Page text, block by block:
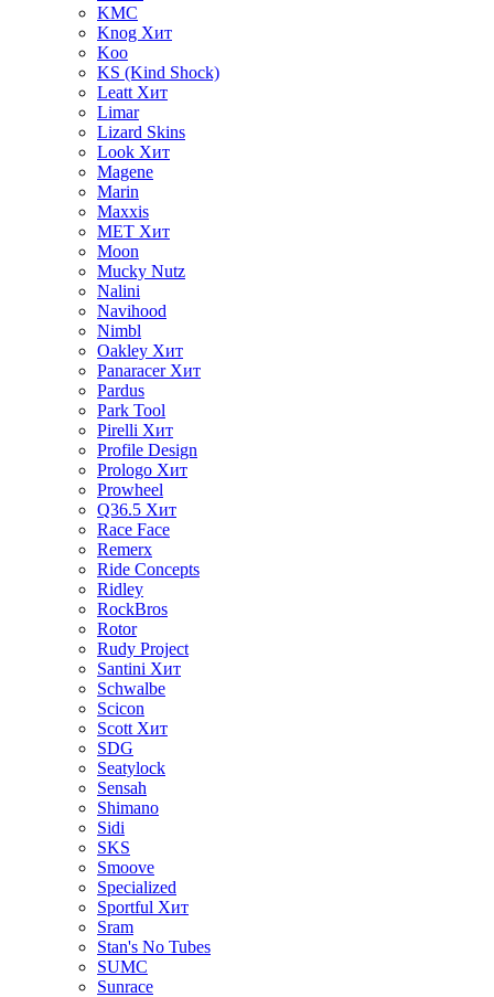
KMC
Knog Хит
Koo
KS (Kind Shock)
Leatt Хит
Limar
Lizard Skins
Look Хит
Magene
Marin
Maxxis
MET Хит
Moon
Mucky Nutz
Nalini
Navihood
Nimbl
Oakley Хит
Panaracer Хит
Pardus
Park Tool
Pirelli Хит
Profile Design
Prologo Хит
Prowheel
Q36.5 Хит
Race Face
Remerx
Ride Concepts
Ridley
RockBros
Rotor
Rudy Project
Santini Хит
Schwalbe
Scicon
Scott Хит
SDG
Seatylock
Sensah
Shimano
Sidi
SKS
Smoove
Specialized
Sportful Хит
Sram
Stan's No Tubes
SUMC
Sunrace